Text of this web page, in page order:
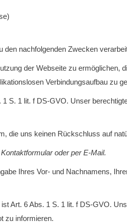
den nachfolgenden Zwecken
der Webseite zu ermöglichen,
Verbindungsaufbau zu
S. 1 lit. f DS-GVO. Unser
die uns keinen Rückschluss auf
oder per E-Mail.
Ihres Vor- und Nachnamens,
Art. 6 Abs. 1 S. 1 lit. f DS-GVO.
zu informieren.